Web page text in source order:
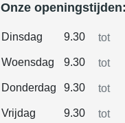
Onze openingstijden:
Dinsdag 9.30 tot
Woensdag 9.30 tot
Donderdag 9.30 tot
Vrijdag 9.30 tot